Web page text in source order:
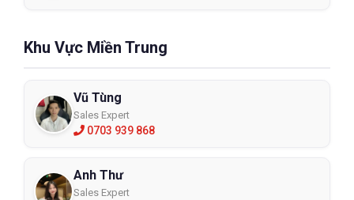
Khu Vực Miền Trung
Vũ Tùng
Sales Expert
0703 939 868
Anh Thư
Sales Expert